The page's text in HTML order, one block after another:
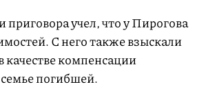
учел, что у Пирогова
С него также взыскали
качестве компенсации
погибшей.